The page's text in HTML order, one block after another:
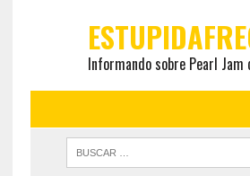
Informando sobre Pearl Jam